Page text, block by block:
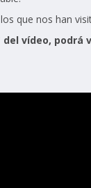
que nos han
del vídeo,